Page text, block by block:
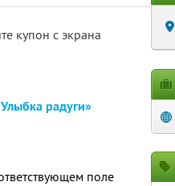
купон с экрана
радуги»
поле